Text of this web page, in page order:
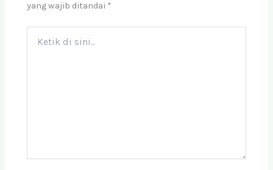
yang wajib ditandai *